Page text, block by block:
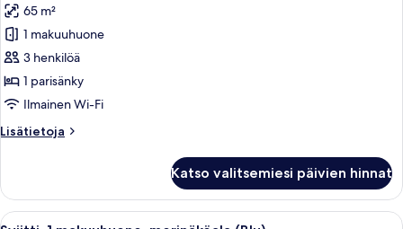
Häämatkasviitti,
makuuhuone,
merinäköala
kuvat
65 m²
1 makuuhuone
3 henkilöä
1 parisänky
Ilmainen Wi-Fi
Lisätietoja
Lisätietoja
makuuhuone,
merinäköala
Katso valitsemiesi päivien hinnat
Avaa
Moderni olohuone, jossa on sohva,